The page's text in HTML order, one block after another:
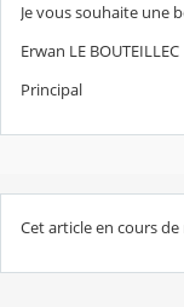
Je vous souhaite une
Erwan LE BOUTEILLEC
Principal
Cet article en cours